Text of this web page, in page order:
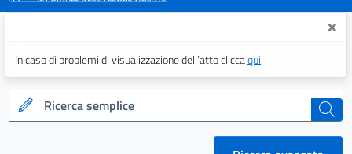
Normattiva - Il portale ×
In caso di problemi di visualizzazione dell’atto cliccaqui
Ricerca semplice cerca